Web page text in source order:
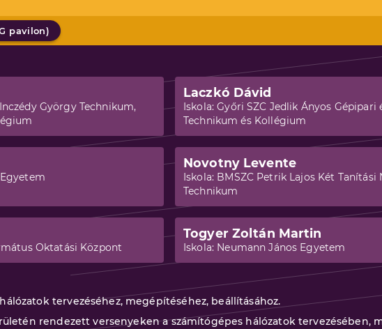
pavilon)
György Technikum,
Laczkó Dávid
Iskola:Győri SZC Jedlik Ányos Gépipari
Technikum és Kollégium
Novotny Levente
Iskola: BMSZC Petrik Lajos Két Tanítási
Technikum
Oktatási Központ
Togyer Zoltán Martin
Iskola: Neumann János Egyetem
tervezéséhez, megépítéséhez, beállításához.
rendezett versenyeken a számítógépes hálózatok tervezésében,